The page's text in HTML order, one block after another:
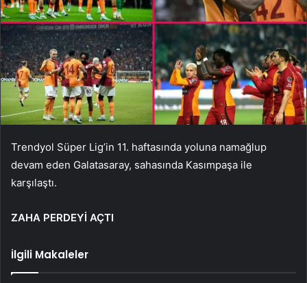
Trendyol Süper Lig’in 11. haftasında yoluna namağlup
devam eden Galatasaray, sahasında Kasımpaşa ile
karşılaştı.
ZAHA PERDEYİ AÇTI
İlgili Makaleler